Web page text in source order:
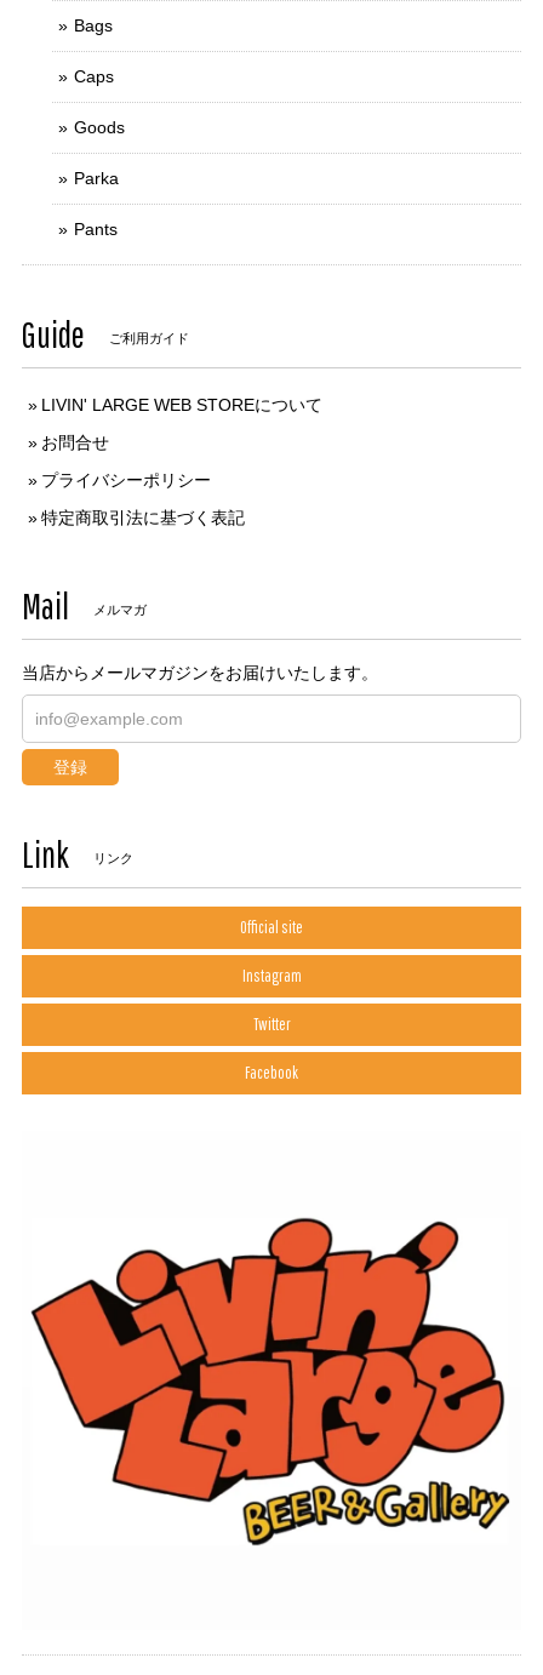
Bags
Caps
Goods
Parka
Pants
Guide ご利用ガイド
LIVIN' LARGE WEB STOREについて
お問合せ
プライバシーポリシー
特定商取引法に基づく表記
Mail メルマガ
当店からメールマガジンをお届けいたします。
登録
Link リンク
Official site
Instagram
Twitter
Facebook